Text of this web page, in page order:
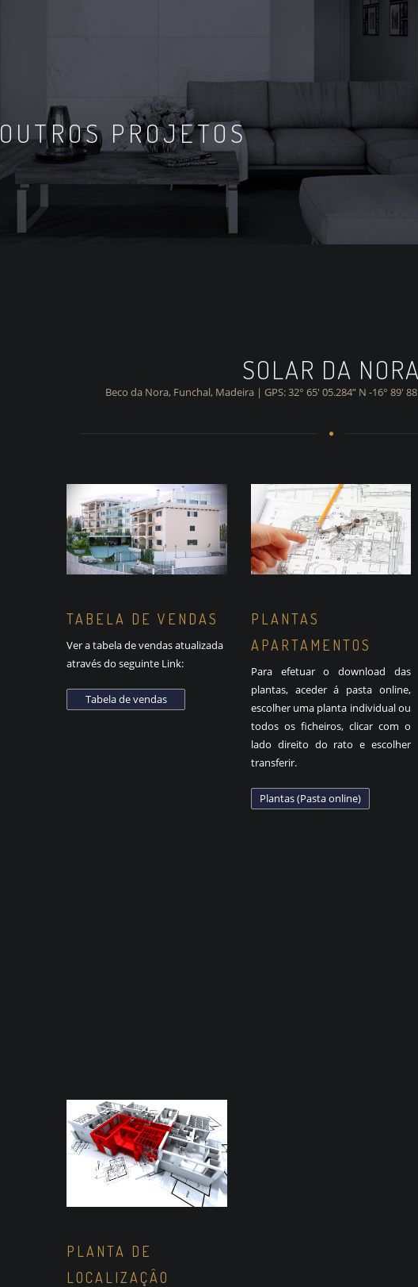
OUTROS PROJETOS
SOLAR DA NORA
Beco da Nora, Funchal, Madeira | GPS: 32° 65′ 05.284” N -16° 89′
TABELA DE VENDAS
Ver a tabela de vendas atualizada
através do seguinte Link:
PLANTAS
APARTAMENTOS
Para efetuar o download das
plantas, aceder á pasta online,
escolher uma planta individual ou
todos os ficheiros, clicar com o
lado direito do rato e escolher
transferir.
PLANTA DE
LOCALIZAÇÂO